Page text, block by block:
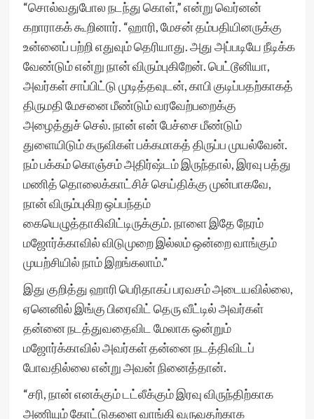
“சொல்வதுபோல நடந்து கொள்,” என்று வெர்னன்
கறாராகக் கூறினார். “ஹாரி, மேசன் தம்பதியினருக்கு
உன்னைப் பற்றி எதுவும் தெரியாது. அது அப்படியே நீடிக்க
வேண்டும் என்று நான் விரும்புகிறேன். பெட்டூனியா,
அவர்கள் சாப்பிட்டு முடித்தவுடன், காபி குடிப்பதற்காகத்
திருமதி மேசனை மீண்டும் வரவேற்பறைக்கு
அழைத்துச் செல். நான் என் பேச்சை மீண்டும்
துளையிடும் கருவிகள் பக்கமாகத் திருப்ப முயல்வேன்.
நம் பக்கம் கொஞ்சம் அதிர்ஷ்டம் இருந்தால், இரவு பத்து
மணித் தொலைக்காட்சிச் செய்திக்கு முன்பாகவே,
நான் விரும்புகிற ஒப்பந்தம்
கையெழுத்தாகிவிட்டிருக்கும். நாளை இதே நேரம்
மஜோர்க்காவில் விடுமுறை இல்லம் ஒன்றை வாங்கும்
முயற்சியில் நாம் இறங்கலாம்.”
இது குறித்து ஹாரி பெரிதாகப் பரவசம் அடையவில்லை,
ஏனெனில் இங்கு பிரைவிட் தெரு வீட்டில் அவர்கள்
தன்னை நடத்துவதைவிட மேலாக ஒன்றும்
மஜோர்க்காவில் அவர்கள் தன்னை நடத்திவிடப்
போவதில்லை என்று அவன் நினைத்தான்.
“சரி, நான் எனக்கும் டட்லீக்கும் இரவு விருந்திற்காக
அணியும் கோட்டுகளை வாங்கி வருவதற்காக